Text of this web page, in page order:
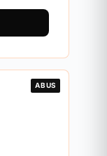
ABUS